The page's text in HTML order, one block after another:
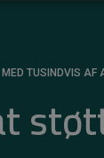
TUSINDVIS AF